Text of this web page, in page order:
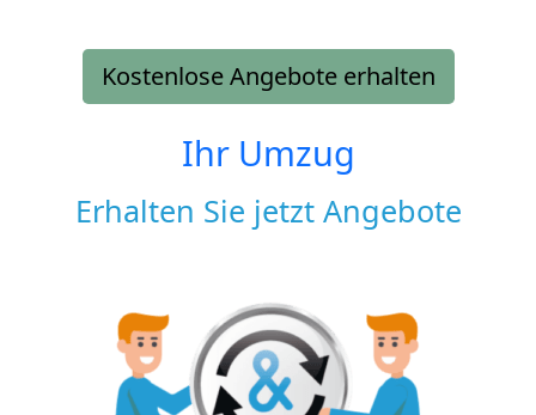
Kostenlose Angebote erhalten
Ihr Umzug
Erhalten Sie jetzt Angebote